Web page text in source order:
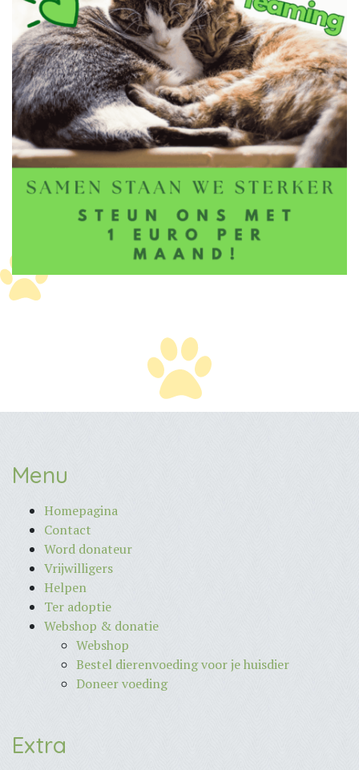
Menu
Homepagina
Contact
Word donateur
Vrijwilligers
Helpen
Ter adoptie
Webshop & donatie
Webshop
Bestel dierenvoeding voor je huisdier
Doneer voeding
Extra